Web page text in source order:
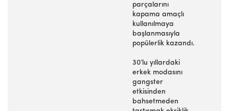
parçalarını
kapama amaçlı
kullanılmaya
başlanmasıyla
popülerlik kazandı.
30’lu yıllardaki
erkek modasını
gangster
etkisinden
bahsetmeden